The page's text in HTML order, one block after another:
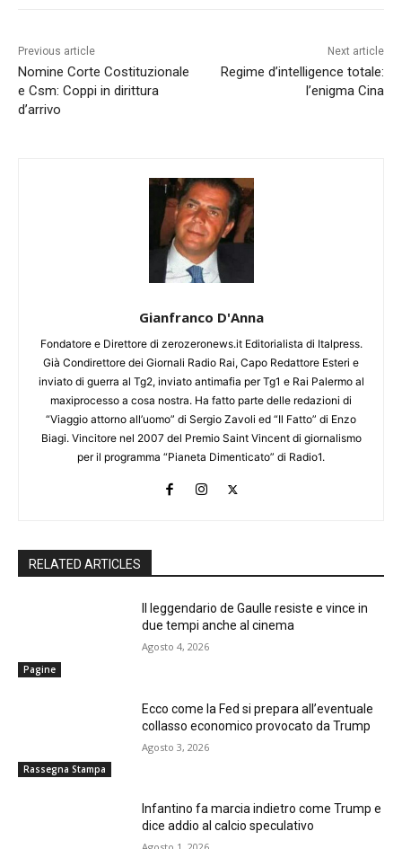
Previous article
Nomine Corte Costituzionale
e Csm: Coppi in dirittura
d’arrivo
Next article
Regime d’intelligence totale:
l’enigma Cina
Gianfranco D'Anna
Fondatore e Direttore di zerozeronews.it Editorialista di Italpress.
Già Condirettore dei Giornali Radio Rai, Capo Redattore Esteri e
inviato di guerra al Tg2, inviato antimafia per Tg1 e Rai Palermo al
maxiprocesso a cosa nostra. Ha fatto parte delle redazioni di
“Viaggio attorno all’uomo” di Sergio Zavoli ed “Il Fatto” di Enzo
Biagi. Vincitore nel 2007 del Premio Saint Vincent di giornalismo
per il programma “Pianeta Dimenticato” di Radio1.
RELATED ARTICLES
Pagine
Il leggendario de Gaulle resiste e vince in
due tempi anche al cinema
Agosto 4, 2026
Rassegna Stampa
Ecco come la Fed si prepara all’eventuale
collasso economico provocato da Trump
Agosto 3, 2026
Infantino fa marcia indietro come Trump e
dice addio al calcio speculativo